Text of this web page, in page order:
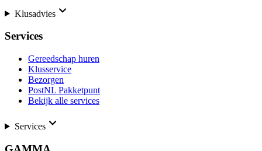
Klusadvies
Services
Gereedschap huren
Klusservice
Bezorgen
PostNL Pakketpunt
Bekijk alle services
Services